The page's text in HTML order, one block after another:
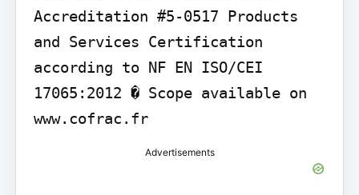
Accreditation #5-0517 Products
and Services Certification
according to NF EN ISO/CEI
17065:2012 � Scope available on
www.cofrac.fr
Advertisements